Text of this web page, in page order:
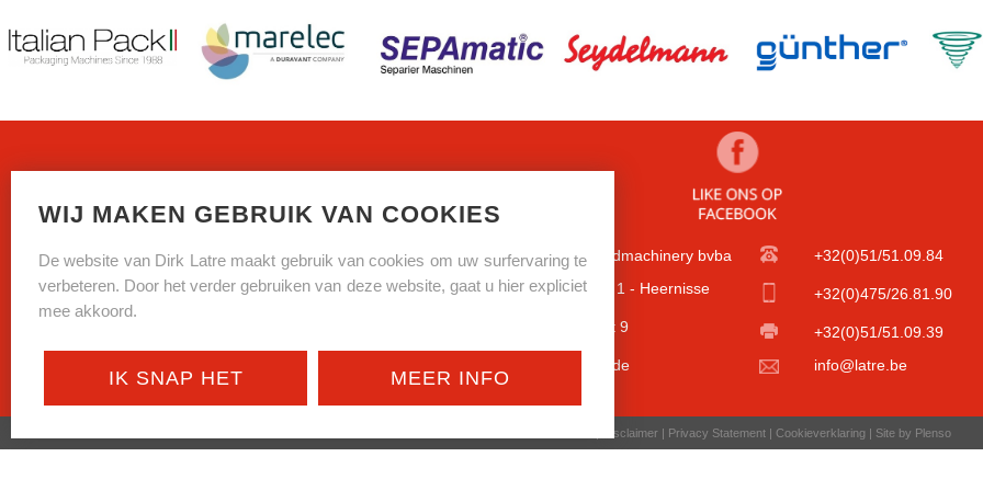
Latré Dirk foodmachinery bvba
Industriezone 1 - Heernisse
Diamantstraat 9
8600 Diksmuide
+32(0)51/51.09.84
+32(0)475/26.81.90
+32(0)51/51.09.39
info@latre.be
Disclaimer Privacy Statement Cookieverklaring Site by Plenso
WIJ MAKEN GEBRUIK VAN COOKIES
De website van Dirk Latre maakt gebruik van cookies om uw surfervaring te
verbeteren. Door het verder gebruiken van deze website, gaat u hier expliciet
mee akkoord.
IK SNAP HET MEER INFO